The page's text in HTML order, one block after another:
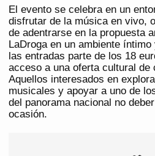
El evento se celebra en un
disfrutar de la música en vivo,
de adentrarse en la propuesta
LaDroga en un ambiente
las entradas parte de los 18
acceso a una oferta cultural de
Aquellos interesados en
musicales y apoyar a uno de
del panorama nacional no
ocasión.